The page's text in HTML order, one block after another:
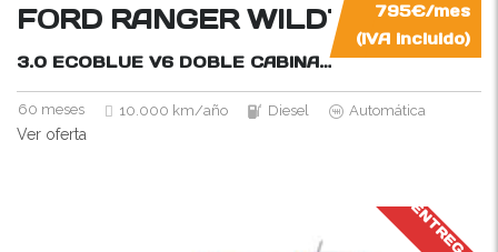
795€/mes
(IVA incluido)
FORD RANGER WILDTRAK 4×4
3.0 ECOBLUE V6 DOBLE CABINA240CV
60 meses 10.000 km/año Diesel Automática
Ver oferta